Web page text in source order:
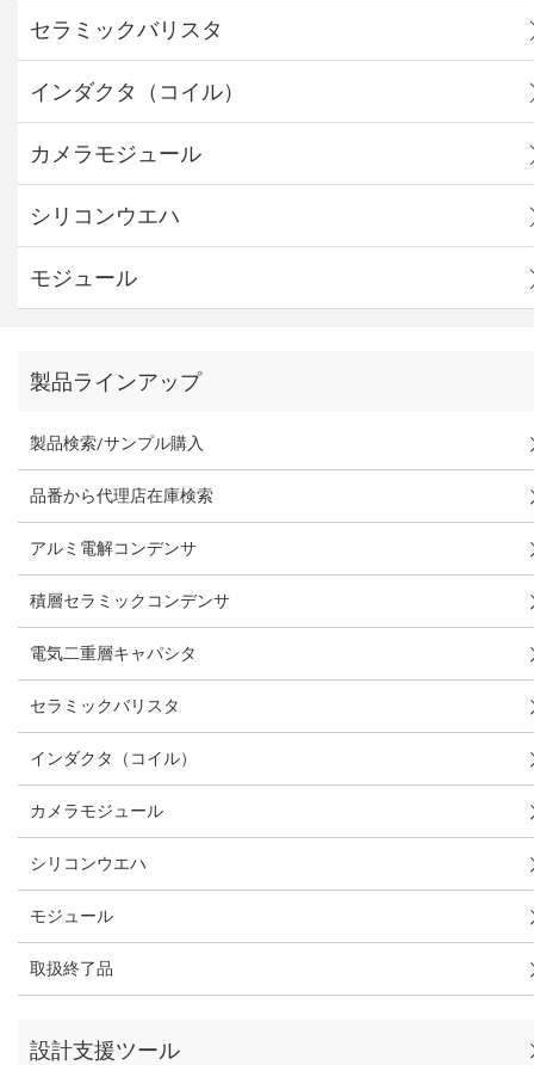
セラミックバリスタ
インダクタ（コイル）
カメラモジュール
シリコンウエハ
モジュール
製品ラインアップ
製品検索/サンプル購入
品番から代理店在庫検索
アルミ電解コンデンサ
積層セラミックコンデンサ
電気二重層キャパシタ
セラミックバリスタ
インダクタ（コイル）
カメラモジュール
シリコンウエハ
モジュール
取扱終了品
設計支援ツール